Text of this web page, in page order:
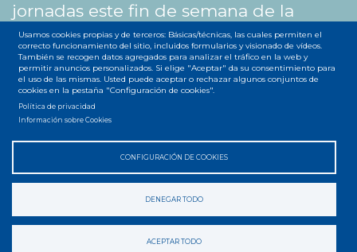
jornadas este fin de semana de la
primera división de fútbol playa.
Facebook
Twitter
Menú
pie
Privacidad Legal Cookies
Usamos cookies propias y de terceros: Básicas/técnicas, las cuales permiten el
correcto funcionamiento del sitio, incluidos formularios y visionado de vídeos.
También se recogen datos agregados para analizar el tráfico en la web y
permitir anuncios personalizados. Si elige "Aceptar" da su consentimiento para
el uso de las mismas. Usted puede aceptar o rechazar algunos conjuntos de
cookies en la pestaña "Configuración de cookies".
Política de privacidad
Información sobre Cookies
CONFIGURACIÓN DE COOKIES
DENEGAR TODO
ACEPTAR TODO